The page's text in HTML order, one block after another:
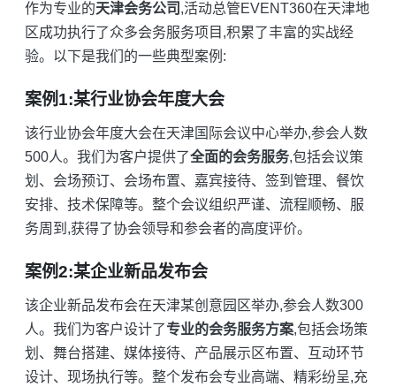
作为专业的天津会务公司 ,活动总管EVENT360在天津地
区成功执行了众多会务服务项目,积累了丰富的实战经
验。以下是我们的一些典型案例:
案例1:某行业协会年度大会
该行业协会年度大会在天津国际会议中心举办,参会人数
500人。我们为客户提供了全面的会务服务,包括会议策
划、会场预订、会场布置、嘉宾接待、签到管理、餐饮
安排、技术保障等。整个会议组织严谨、流程顺畅、服
务周到,获得了协会领导和参会者的高度评价。
案例2:某企业新品发布会
该企业新品发布会在天津某创意园区举办,参会人数300
人。我们为客户设计了专业的会务服务方案,包括会场策
划、舞台搭建、媒体接待、产品展示区布置、互动环节
设计、现场执行等。整个发布会专业高端、精彩纷呈,充